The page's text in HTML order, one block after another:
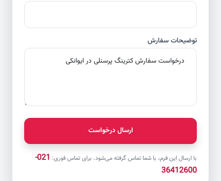
توضیحات سفارش
ارسال درخواست
با ارسال این فرم، با شما تماس گرفته می‌شود. برای تماس فوری:
021-
36412600